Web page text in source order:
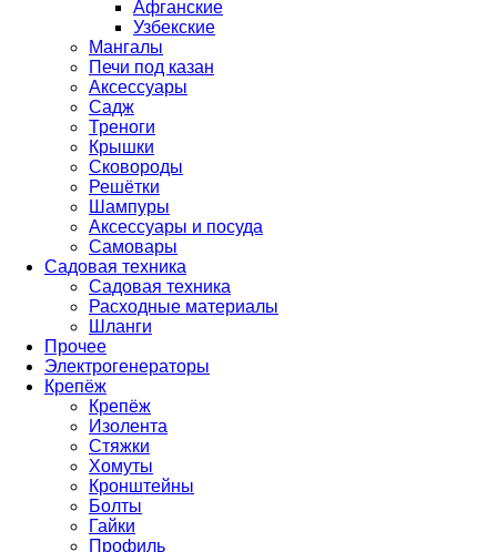
Афганские
Узбекские
Мангалы
Печи под казан
Аксессуары
Садж
Треноги
Крышки
Сковороды
Решётки
Шампуры
Аксессуары и посуда
Самовары
Садовая техника
Садовая техника
Расходные материалы
Шланги
Прочее
Электрогенераторы
Крепёж
Крепёж
Изолента
Стяжки
Хомуты
Кронштейны
Болты
Гайки
Профиль